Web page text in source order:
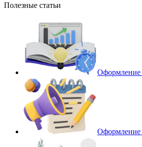
Полезные статьи
Оформление